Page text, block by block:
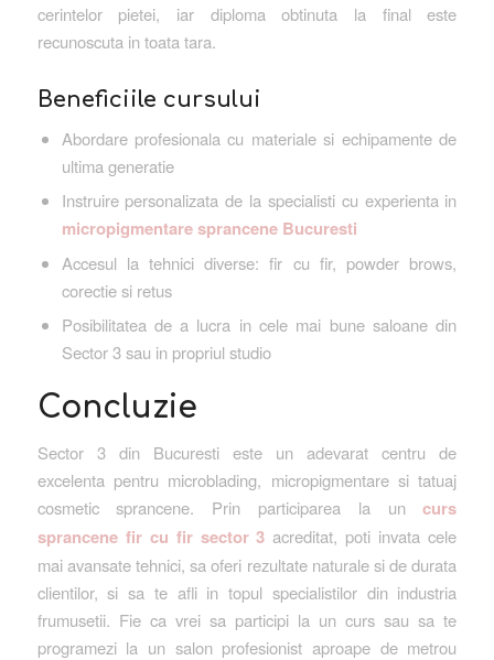
cerintelor pietei, iar diploma obtinuta la final este
recunoscuta in toata tara.
Beneficiile cursului
Abordare profesionala cu materiale si echipamente de
ultima generatie
Instruire personalizata de la specialisti cu experienta in
micropigmentare sprancene Bucuresti
Accesul la tehnici diverse: fir cu fir, powder brows,
corectie si retus
Posibilitatea de a lucra in cele mai bune saloane din
Sector 3 sau in propriul studio
Concluzie
Sector 3 din Bucuresti este un adevarat centru de
excelenta pentru microblading, micropigmentare si tatuaj
cosmetic sprancene. Prin participarea la uncurs
sprancene fir cu fir sector 3 acreditat, poti invata cele
mai avansate tehnici, sa oferi rezultate naturale si de durata
clientilor, si sa te afli in topul specialistilor din industria
frumusetii. Fie ca vrei sa participi la un curs sau sa te
programezi la un salon profesionist aproape de metrou